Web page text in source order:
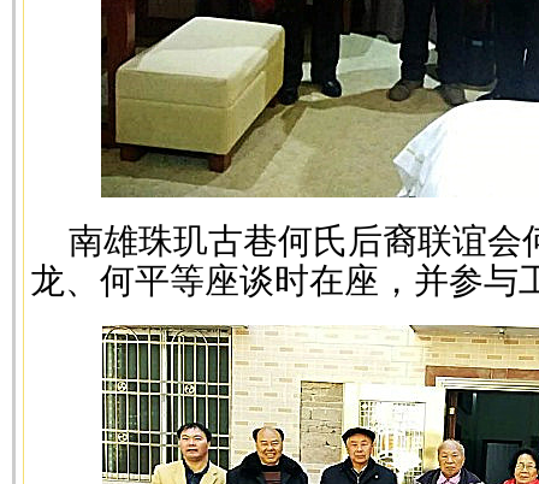
南雄珠玑古巷何氏后裔联谊会
龙、何平等座谈时在座，并参与